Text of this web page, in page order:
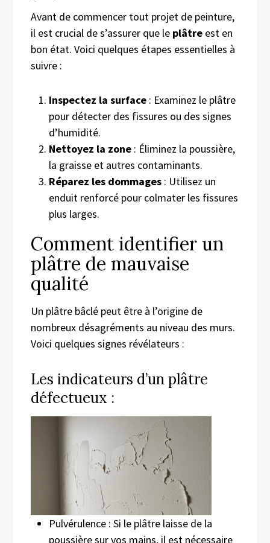
Avant de commencer tout projet de peinture,
il est crucial de s’assurer que le plâtre est en
bon état. Voici quelques étapes essentielles à
suivre :
Inspectez la surface : Examinez le plâtre
pour détecter des fissures ou des signes
d’humidité.
Nettoyez la zone : Éliminez la poussière,
la graisse et autres contaminants.
Réparez les dommages : Utilisez un
enduit renforcé pour colmater les fissures
plus larges.
Comment identifier un
plâtre de mauvaise
qualité
Un plâtre bâclé peut être à l’origine de
nombreux désagréments au niveau des murs.
Voici quelques signes révélateurs :
Les indicateurs d’un plâtre
défectueux :
Pulvérulence : Si le plâtre laisse de la
poussière sur vos mains, il est nécessaire